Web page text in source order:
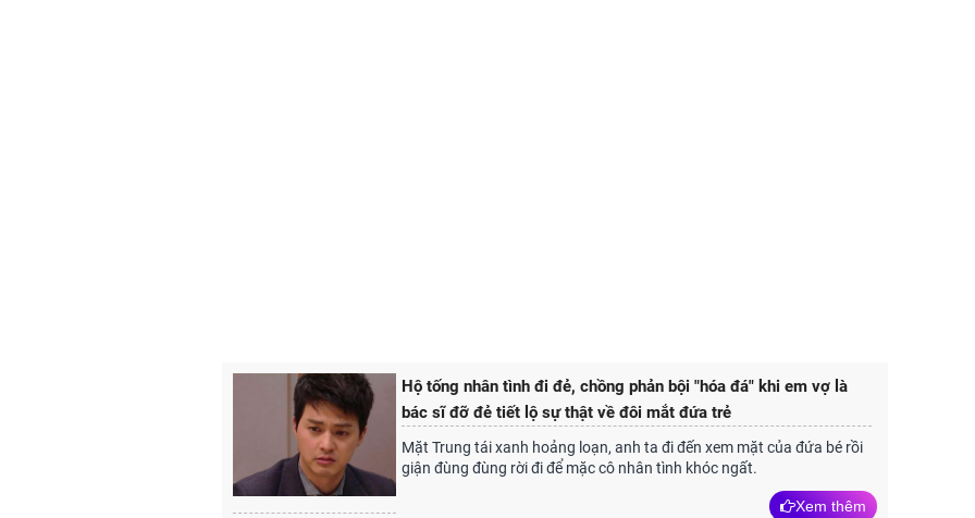
Hộ tống nhân tình đi đẻ, chồng phản bội "hóa đá" khi em vợ là
bác sĩ đỡ đẻ tiết lộ sự thật về đôi mắt đứa trẻ
Mặt Trung tái xanh hoảng loạn, anh ta đi đến xem mặt của đứa bé rồi
giận đùng đùng rời đi để mặc cô nhân tình khóc ngất.
Xem thêm